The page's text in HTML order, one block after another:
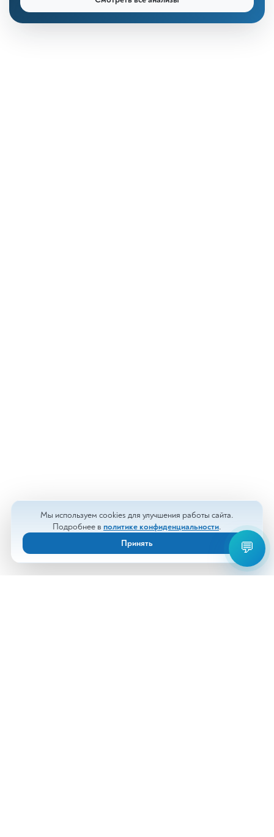
Мы используем cookies для улучшения работы сайта.
Подробнее в политике конфиденциальности.
Принять
💬